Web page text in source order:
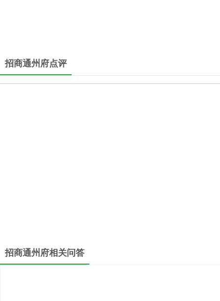
招商通州府点评
招商通州府相关问答